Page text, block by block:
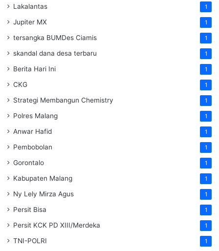
Lakalantas 1
Jupiter MX 1
tersangka BUMDes Ciamis 1
skandal dana desa terbaru 1
Berita Hari Ini 1
CKG 1
Strategi Membangun Chemistry 1
Polres Malang 1
Anwar Hafid 1
Pembobolan 1
Gorontalo 1
Kabupaten Malang 1
Ny Lely Mirza Agus 1
Persit Bisa 1
Persit KCK PD XIII/Merdeka 1
TNI-POLRI 1